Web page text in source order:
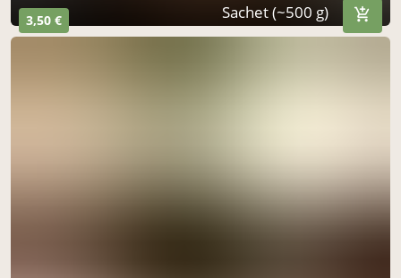
3,50 € Sachet (~500 g)